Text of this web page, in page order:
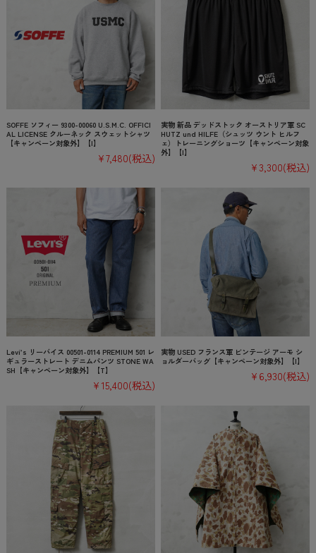
SOFFE ソフィー 9300-00060 U.S.M.C. OFFICI
AL LICENSE クルーネック スウェットシャツ
【キャンペーン対象外】【I】
¥7,480(税込)
実物 新品 デッドストック オーストリア軍 SC
HUTZ und HILFE（シュッツ ウント ヒルフ
ェ）トレーニングショーツ【キャンペーン対象
外】【I】
¥3,300(税込)
Levi’s リーバイス 00501-0114 PREMIUM 501 レ
ギュラーストレート デニムパンツ STONE WA
SH【キャンペーン対象外】【T】
¥15,400(税込)
実物 USED フランス軍 ビンテージ アーモ シ
ョルダーバッグ【キャンペーン対象外】【I】
¥6,930(税込)